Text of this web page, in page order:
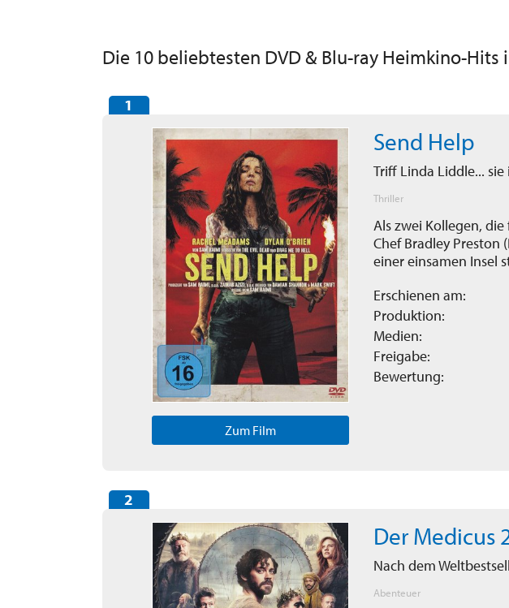
Die 10 beliebtesten DVD & Blu-ray Heimkino-Hits
Zum Film
Send Help
Triff Linda Liddle...
Thriller
Als zwei Kollegen,
Chef Bradley Preston
einer einsamen Insel
Erschienen am:
Produktion:
Medien:
Freigabe:
Bewertung:
Der Medicus
Nach dem
Abenteuer